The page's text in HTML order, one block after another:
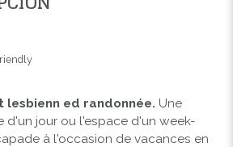
lesbienn ed randonnée. Une
d'un jour ou l'espace d'un week-
à l'occasion de vacances en